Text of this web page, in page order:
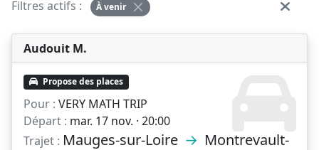
Filtres actifs : À venir
Audouit M.
Propose des places
Pour : VERY MATH TRIP
Départ : mar. 17 nov. · 20:00
Trajet : Mauges-sur-Loire → Montrevault-